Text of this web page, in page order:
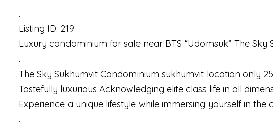
.
Listing ID: 219
Luxury condominium for sale near BTS “Udomsuk” The Sky
.
The Sky Sukhumvit Condominium sukhumvit location only
Tastefully luxurious Acknowledging elite class life in all
Experience a unique lifestyle while immersing yourself in the
.